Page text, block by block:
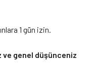
1 gün izin.
ve genel düşünceniz